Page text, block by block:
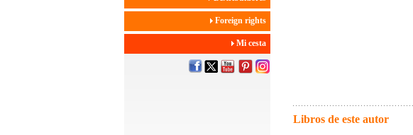
Foreign rights
Mi cesta
Libros de este autor